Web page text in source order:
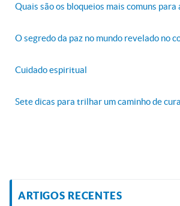
Quais são os bloqueios mais comuns
O segredo da paz no mundo revelado no
Cuidado espiritual
Sete dicas para trilhar um caminho de
ARTIGOS RECENTES